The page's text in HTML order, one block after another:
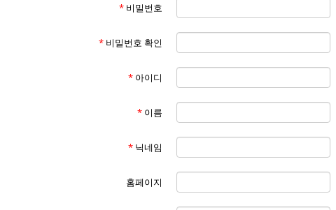
* 비밀번호
* 비밀번호 확인
* 아이디
* 이름
* 닉네임
홈페이지